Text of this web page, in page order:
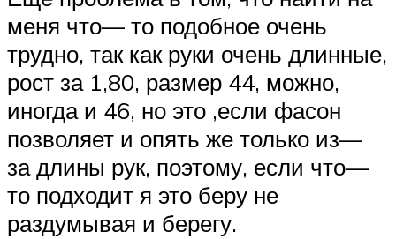
меня что— то подобное очень
трудно, так как руки очень длинные,
рост за 1,80, размер 44, можно,
иногда и 46, но это ,если фасон
позволяет и опять же только из—
за длины рук, поэтому, если что—
то подходит я это беру не
раздумывая и берегу.